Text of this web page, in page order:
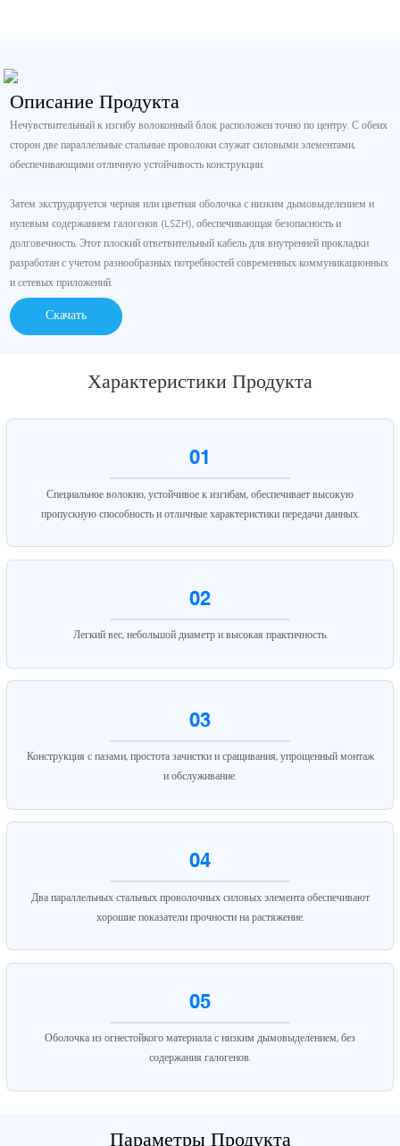
Описание Продукта
Нечувствительный к изгибу волоконный блок расположен точно по центру. С обеих
сторон две параллельные стальные проволоки служат силовыми элементами,
обеспечивающими отличную устойчивость конструкции.
Затем экструдируется черная или цветная оболочка с низким дымовыделением и
нулевым содержанием галогенов (LSZH), обеспечивающая безопасность и
долговечность. Этот плоский ответвительный кабель для внутренней прокладки
разработан с учетом разнообразных потребностей современных коммуникационных
и сетевых приложений.
Скачать
Характеристики Продукта
01
Специальное волокно, устойчивое к изгибам, обеспечивает высокую
пропускную способность и отличные характеристики передачи данных.
02
Легкий вес, небольшой диаметр и высокая практичность.
03
Конструкция с пазами, простота зачистки и сращивания, упрощенный монтаж
и обслуживание.
04
Два параллельных стальных проволочных силовых элемента обеспечивают
хорошие показатели прочности на растяжение.
05
Оболочка из огнестойкого материала с низким дымовыделением, без
содержания галогенов.
Параметры Продукта